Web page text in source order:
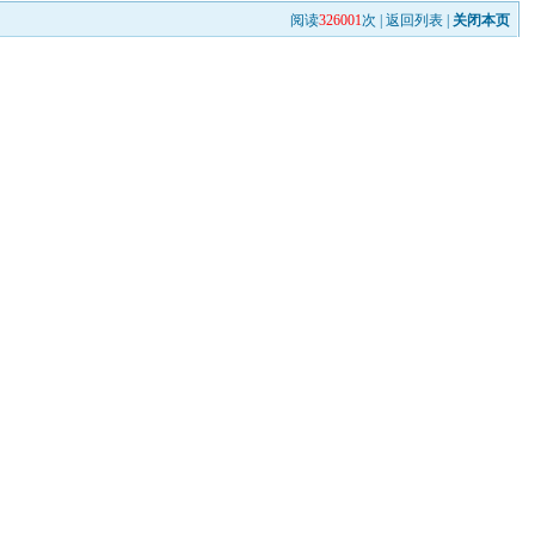
阅读326001次 |返回列表 关闭本页